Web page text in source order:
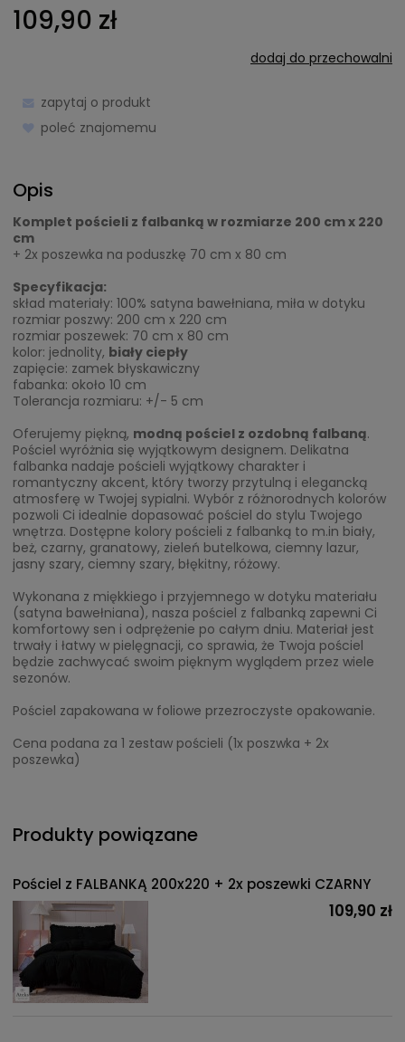
109,90 zł
dodaj do przechowalni
zapytaj o produkt
poleć znajomemu
Opis
Komplet pościeli z falbanką w rozmiarze 200 cm x 220
cm
+ 2x poszewka na poduszkę 70 cm x 80 cm
Specyfikacja:
skład materiały: 100% satyna bawełniana, miła w dotyku
rozmiar poszwy: 200 cm x 220 cm
rozmiar poszewek: 70 cm x 80 cm
kolor: jednolity, biały ciepły
zapięcie: zamek błyskawiczny
fabanka: około 10 cm
Tolerancja rozmiaru: +/- 5 cm
Oferujemy piękną, modną pościel z ozdobną falbaną.
Pościel wyróżnia się wyjątkowym designem. Delikatna
falbanka nadaje pościeli wyjątkowy charakter i
romantyczny akcent, który tworzy przytulną i elegancką
atmosferę w Twojej sypialni. Wybór z różnorodnych kolorów
pozwoli Ci idealnie dopasować pościel do stylu Twojego
wnętrza. Dostępne kolory pościeli z falbanką to m.in biały,
beż, czarny, granatowy, zieleń butelkowa, ciemny lazur,
jasny szary, ciemny szary, błękitny, różowy.
Wykonana z miękkiego i przyjemnego w dotyku materiału
(satyna bawełniana), nasza pościel z falbanką zapewni Ci
komfortowy sen i odprężenie po całym dniu. Materiał jest
trwały i łatwy w pielęgnacji, co sprawia, że Twoja pościel
będzie zachwycać swoim pięknym wyglądem przez wiele
sezonów.
Pościel zapakowana w foliowe przezroczyste opakowanie.
Cena podana za 1 zestaw pościeli (1x poszwka + 2x
poszewka)
Produkty powiązane
Pościel z FALBANKĄ 200x220 + 2x poszewki CZARNY
109,90 zł